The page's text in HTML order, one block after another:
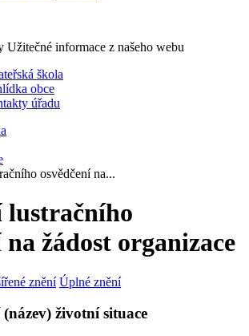
Užitečné informace z našeho webu
škola
obce
úřadu
osvědčení na...
lustračního
na žádost organizace
znění Úplné znění
životní situace